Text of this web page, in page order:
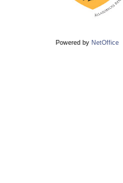
Powered by NetOffice